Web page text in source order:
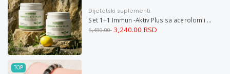
Dijetetski suplementi
Set 1+1 Immun -Aktiv Plus sa acerolom i cinkom
6,480.00 3,240.00 RSD
TOP